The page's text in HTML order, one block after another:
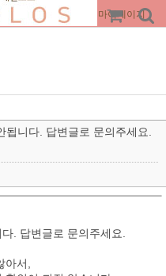
주문조회 마이페이지
니다. 답변글로 문의주세요.
. 답변글로 문의주세요.
서,